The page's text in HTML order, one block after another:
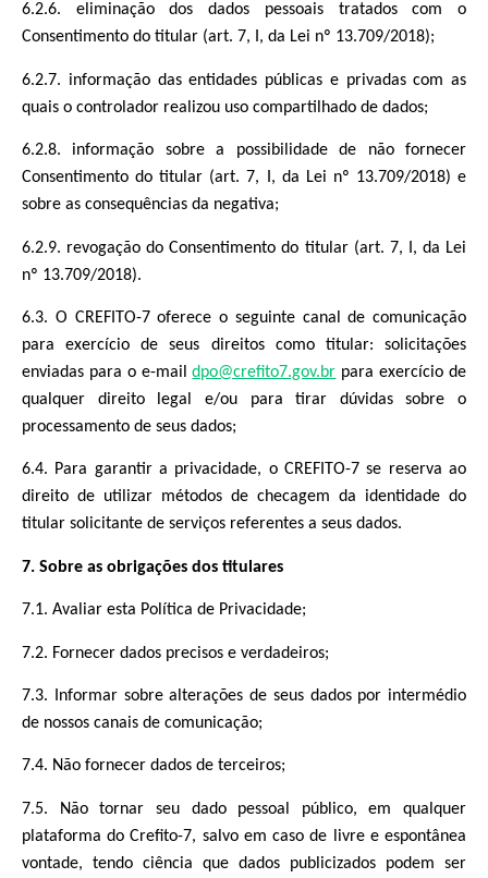
6.2.6. eliminação dos dados pessoais tratados com o
Consentimento do titular (art. 7, I, da Lei nº 13.709/2018);
6.2.7. informação das entidades públicas e privadas com as
quais o controlador realizou uso compartilhado de dados;
6.2.8. informação sobre a possibilidade de não fornecer
Consentimento do titular (art. 7, I, da Lei nº 13.709/2018) e
sobre as consequências da negativa;
6.2.9. revogação do Consentimento do titular (art. 7, I, da Lei
nº 13.709/2018).
6.3. O CREFITO-7 oferece o seguinte canal de comunicação
para exercício de seus direitos como titular: solicitações
enviadas para o e-maildpo@crefito7.gov.br para exercício de
qualquer direito legal e/ou para tirar dúvidas sobre o
processamento de seus dados;
6.4. Para garantir a privacidade, o CREFITO-7 se reserva ao
direito de utilizar métodos de checagem da identidade do
titular solicitante de serviços referentes a seus dados.
7. Sobre as obrigações dos titulares
7.1. Avaliar esta Política de Privacidade;
7.2. Fornecer dados precisos e verdadeiros;
7.3. Informar sobre alterações de seus dados por intermédio
de nossos canais de comunicação;
7.4. Não fornecer dados de terceiros;
7.5. Não tornar seu dado pessoal público, em qualquer
plataforma do Crefito-7, salvo em caso de livre e espontânea
vontade, tendo ciência que dados publicizados podem ser